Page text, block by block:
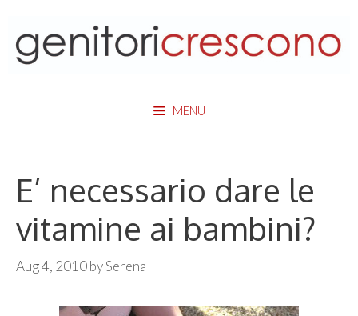
content
MENU
E’ necessario dare le
vitamine ai bambini?
Aug 4, 2010bySerena